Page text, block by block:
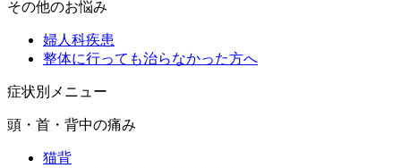
その他のお悩み
婦人科疾患
整体に行っても治らなかった方へ
症状別メニュー
頭・首・背中の痛み
猫背